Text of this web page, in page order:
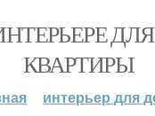
КВАРТИРЫ
интерьер для